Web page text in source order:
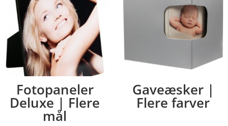
Fotopaneler
Deluxe | Flere
mål
Gaveæsker |
Flere farver